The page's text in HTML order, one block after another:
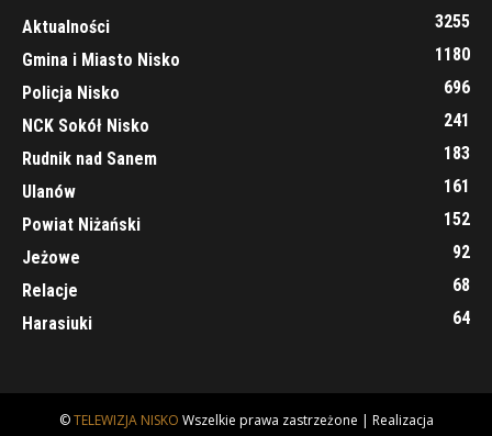
Aktualności
3255
Gmina i Miasto Nisko
1180
Policja Nisko
696
NCK Sokół Nisko
241
Rudnik nad Sanem
183
Ulanów
161
Powiat Niżański
152
Jeżowe
92
Relacje
68
Harasiuki
64
©TELEWIZJA NISKO Wszelkie prawa zastrzeżone | Realizacja